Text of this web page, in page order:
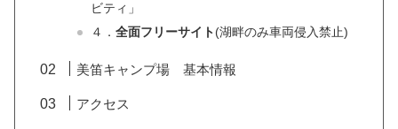
ビティ」
４．全面フリーサイト (湖畔のみ車両侵入禁止)
美笛キャンプ場 基本情報
アクセス